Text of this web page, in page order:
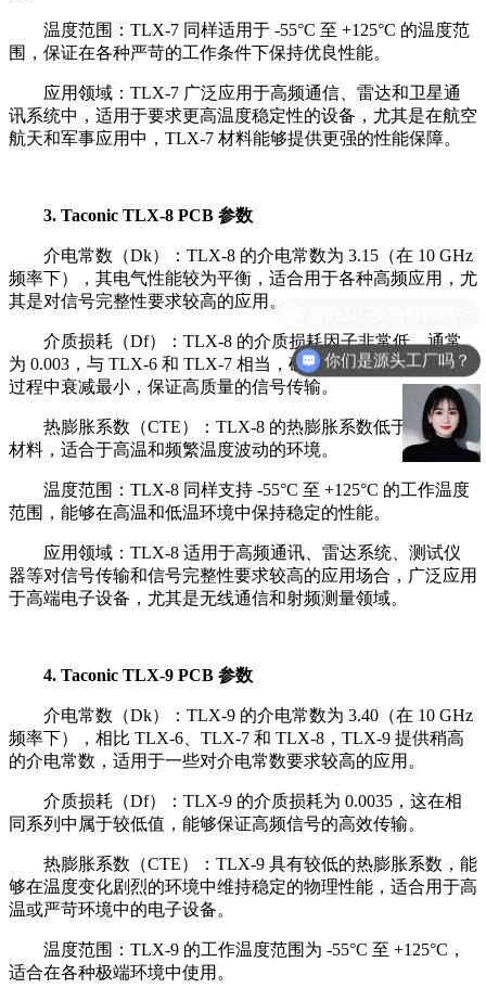
温度范围：TLX-7 同样适用于 -55°C 至 +125°C 的温度范
围，保证在各种严苛的工作条件下保持优良性能。
应用领域：TLX-7 广泛应用于高频通信、雷达和卫星通
讯系统中，适用于要求更高温度稳定性的设备，尤其是在航空
航天和军事应用中，TLX-7 材料能够提供更强的性能保障。
3. Taconic TLX-8 PCB 参数
介电常数（Dk）：TLX-8 的介电常数为 3.15（在 10 GHz
频率下），其电气性能较为平衡，适合用于各种高频应用，尤
其是对信号完整性要求较高的应用。
介质损耗（Df）：TLX-8 的介质损耗因子非常低，通常
为 0.003，与 TLX-6 和 TLX-7 相当，确保信号在长距离传输
过程中衰减最小，保证高质量的信号传输。
热膨胀系数（CTE）：TLX-8 的热膨胀系数低于其他同类
材料，适合于高温和频繁温度波动的环境。
温度范围：TLX-8 同样支持 -55°C 至 +125°C 的工作温度
范围，能够在高温和低温环境中保持稳定的性能。
应用领域：TLX-8 适用于高频通讯、雷达系统、测试仪
器等对信号传输和信号完整性要求较高的应用场合，广泛应用
于高端电子设备，尤其是无线通信和射频测量领域。
4. Taconic TLX-9 PCB 参数
介电常数（Dk）：TLX-9 的介电常数为 3.40（在 10 GHz
频率下），相比 TLX-6、TLX-7 和 TLX-8，TLX-9 提供稍高
的介电常数，适用于一些对介电常数要求较高的应用。
介质损耗（Df）：TLX-9 的介质损耗为 0.0035，这在相
同系列中属于较低值，能够保证高频信号的高效传输。
热膨胀系数（CTE）：TLX-9 具有较低的热膨胀系数，能
够在温度变化剧烈的环境中维持稳定的物理性能，适合用于高
温或严苛环境中的电子设备。
温度范围：TLX-9 的工作温度范围为 -55°C 至 +125°C，
适合在各种极端环境中使用。
你们是源头工厂吗？